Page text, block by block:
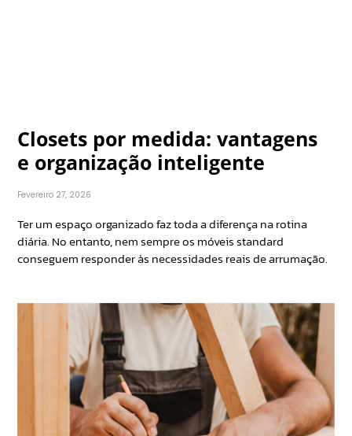
Closets por medida: vantagens
e organização inteligente
Fevereiro 27, 2026
Ter um espaço organizado faz toda a diferença na rotina
diária. No entanto, nem sempre os móveis standard
conseguem responder às necessidades reais de arrumação.